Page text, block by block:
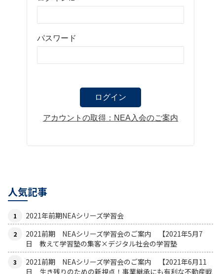
パスワード
アカウントの取得：NEA入会のご案内
人気記事
2021年前期NEAシリーズ学習会
2021前期 NEAシリーズ学習会のご案内 【2021年5月7
日 教えて学習塾の集客×デジタル社会の学習塾
2021前期 NEAシリーズ学習会のご案内 【2021年6月11
日 生き残りのための新視点！事業継承にも有利な不動産戦